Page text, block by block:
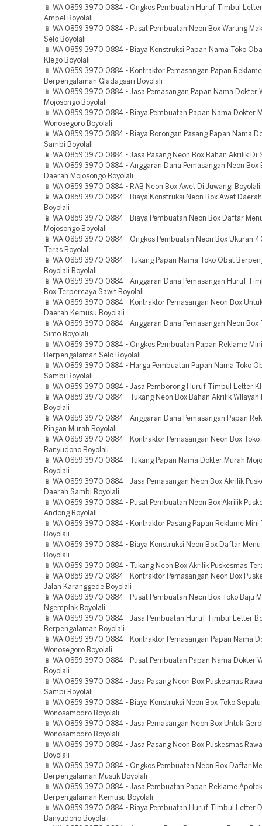
📱 WA 0859 3970 0884 - Ongkos Pembuatan Huruf Timbul
Ampel Boyolali
📱 WA 0859 3970 0884 - Pusat Pembuatan Neon Box Warung
Selo Boyolali
📱 WA 0859 3970 0884 - Biaya Konstruksi Papan Nama Toko
Klego Boyolali
📱 WA 0859 3970 0884 - Kontraktor Pemasangan Papan
Berpengalaman Gladagsari Boyolali
📱 WA 0859 3970 0884 - Jasa Pemasangan Papan Nama Dokter
Mojosongo Boyolali
📱 WA 0859 3970 0884 - Biaya Pembuatan Papan Nama Dokter
Wonosegoro Boyolali
📱 WA 0859 3970 0884 - Biaya Borongan Pasang Papan Nama
Sambi Boyolali
📱 WA 0859 3970 0884 - Jasa Pasang Neon Box Bahan Akrilik Di
📱 WA 0859 3970 0884 - Anggaran Dana Pemasangan Neon Box
Daerah Mojosongo Boyolali
📱 WA 0859 3970 0884 - RAB Neon Box Awet Di Juwangi Boyolali
📱 WA 0859 3970 0884 - Biaya Konstruksi Neon Box Awet
Boyolali
📱 WA 0859 3970 0884 - Biaya Pembuatan Neon Box Daftar
Mojosongo Boyolali
📱 WA 0859 3970 0884 - Ongkos Pembuatan Neon Box Ukuran
Teras Boyolali
📱 WA 0859 3970 0884 - Tukang Papan Nama Toko Obat
Boyolali Boyolali
📱 WA 0859 3970 0884 - Anggaran Dana Pemasangan Huruf
Box Terpercaya Sawit Boyolali
📱 WA 0859 3970 0884 - Kontraktor Pemasangan Neon Box
Daerah Kemusu Boyolali
📱 WA 0859 3970 0884 - Anggaran Dana Pemasangan Neon Box
Simo Boyolali
📱 WA 0859 3970 0884 - Ongkos Pembuatan Papan Reklame Mini
Berpengalaman Selo Boyolali
📱 WA 0859 3970 0884 - Harga Pembuatan Papan Nama Toko
Sambi Boyolali
📱 WA 0859 3970 0884 - Jasa Pemborong Huruf Timbul Letter
📱 WA 0859 3970 0884 - Tukang Neon Box Bahan Akrilik WIlayah
Boyolali
📱 WA 0859 3970 0884 - Anggaran Dana Pemasangan Papan
Ringan Murah Boyolali
📱 WA 0859 3970 0884 - Kontraktor Pemasangan Neon Box Toko
Banyudono Boyolali
📱 WA 0859 3970 0884 - Tukang Papan Nama Dokter Murah
Boyolali
📱 WA 0859 3970 0884 - Jasa Pemasangan Neon Box Akrilik
Daerah Sambi Boyolali
📱 WA 0859 3970 0884 - Pusat Pembuatan Neon Box Akrilik
Andong Boyolali
📱 WA 0859 3970 0884 - Kontraktor Pasang Papan Reklame Mini
Boyolali
📱 WA 0859 3970 0884 - Biaya Konstruksi Neon Box Daftar
Boyolali
📱 WA 0859 3970 0884 - Tukang Neon Box Akrilik Puskesmas
📱 WA 0859 3970 0884 - Kontraktor Pemasangan Neon Box
Jalan Karanggede Boyolali
📱 WA 0859 3970 0884 - Pusat Pembuatan Neon Box Toko Baju
Ngemplak Boyolali
📱 WA 0859 3970 0884 - Jasa Pembuatan Huruf Timbul Letter
Berpengalaman Boyolali
📱 WA 0859 3970 0884 - Kontraktor Pemasangan Papan Nama
Wonosegoro Boyolali
📱 WA 0859 3970 0884 - Pusat Pembuatan Papan Nama Dokter
Boyolali
📱 WA 0859 3970 0884 - Jasa Pasang Neon Box Puskesmas
Sambi Boyolali
📱 WA 0859 3970 0884 - Biaya Konstruksi Neon Box Toko
Wonosamodro Boyolali
📱 WA 0859 3970 0884 - Jasa Pemasangan Neon Box Untuk
Wonosamodro Boyolali
📱 WA 0859 3970 0884 - Jasa Pasang Neon Box Puskesmas
Boyolali
📱 WA 0859 3970 0884 - Ongkos Pembuatan Neon Box Daftar
Berpengalaman Musuk Boyolali
📱 WA 0859 3970 0884 - Jasa Pembuatan Papan Reklame Apotek
Berpengalaman Kemusu Boyolali
📱 WA 0859 3970 0884 - Biaya Pembuatan Huruf Timbul Letter
Banyudono Boyolali